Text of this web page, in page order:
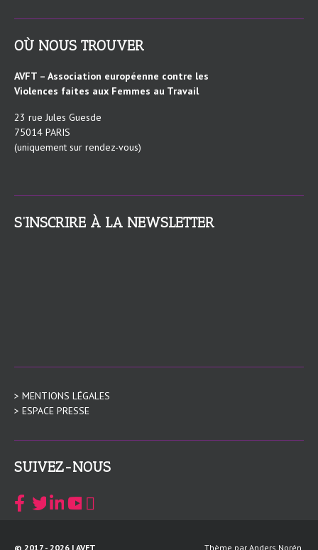
OÙ NOUS TROUVER
AVFT – Association européenne contre les
Violences faites aux Femmes au Travail
23 rue Jules Guesde
75014 PARIS
(uniquement sur rendez-vous)
S’INSCRIRE À LA NEWSLETTER
> MENTIONS LÉGALES
> ESPACE PRESSE
SUIVEZ-NOUS
© 2017 - 2026 | AVFT Thème par Anders Norén